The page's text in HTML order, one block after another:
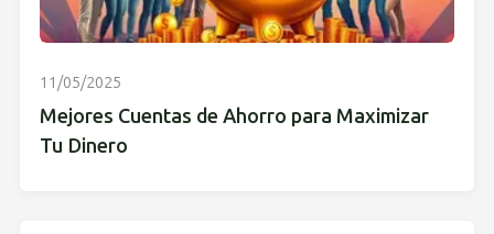
11/05/2025
Mejores Cuentas de Ahorro para Maximizar
Tu Dinero